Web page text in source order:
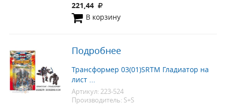
221,44
В корзину
Подробнее
Трансформер 03(01)SRTM Гладиатор на
лист ...
Артикул: 223-524
Производитель: S+S